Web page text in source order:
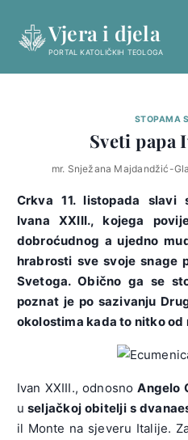
content
Vjera i djela
PORTAL KATOLIČKIH TEOLOGA
STOPAMA
Sveti papa
mr. Snježana Majdandžić-
Crkva 11. listopada slavi
Ivana XXIII., kojega
dobroćudnog a ujedno
hrabrosti sve svoje snage
Svetoga. Obično ga se
poznat je po sazivanju
okolostima kada to nitko od
Ivan XXIII., odnosnoAngelo
u seljačkoj obitelji s
il Monte na sjeveru Italije.